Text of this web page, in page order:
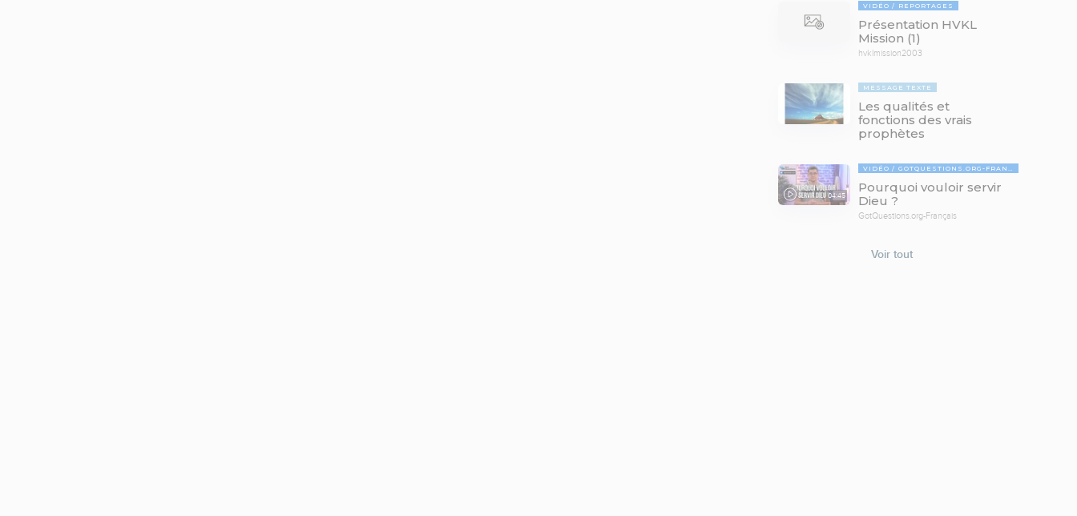
VIDÉO REPORTAGES
Présentation HVKL
Mission (1)
hvklmission2003
MESSAGE TEXTE
Les qualités et
fonctions des vrais
prophètes
04:45
VIDÉO GOTQUESTIONS.ORG-FRANÇAIS
Pourquoi vouloir servir
Dieu ?
GotQuestions.org-Français
Voir tout